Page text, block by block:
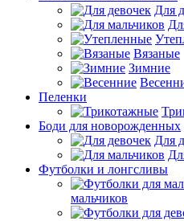
Для
Вязаные
Зимние
Пеленки
Боди для новорожденных
Для
Футболки и лонгсливы
мальчиков